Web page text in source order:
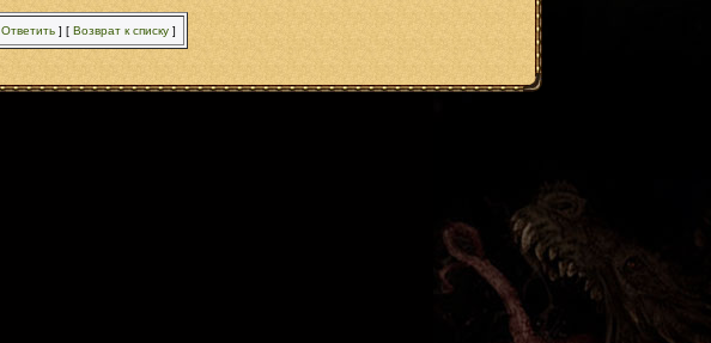
Ответить ] [ Возврат к списку ]